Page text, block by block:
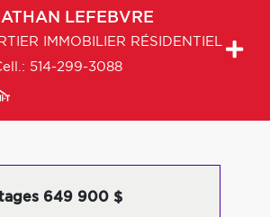
LEFEBVRE
IMMOBILIER RÉSIDENTIEL
514-299-3088
649 900 $